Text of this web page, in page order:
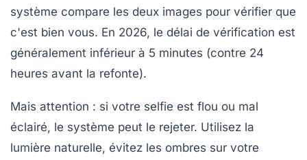
système compare les deux images pour vérifier que
c'est bien vous. En 2026, le délai de vérification est
généralement inférieur à 5 minutes (contre 24
heures avant la refonte).
Mais attention : si votre selfie est flou ou mal
éclairé, le système peut le rejeter. Utilisez la
lumière naturelle, évitez les ombres sur votre